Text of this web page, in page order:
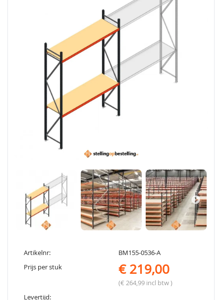
Artikelnr:
BM155-0536-A
Prijs per stuk
€ 219,00
(€ 264,99 incl btw )
Levertijd: